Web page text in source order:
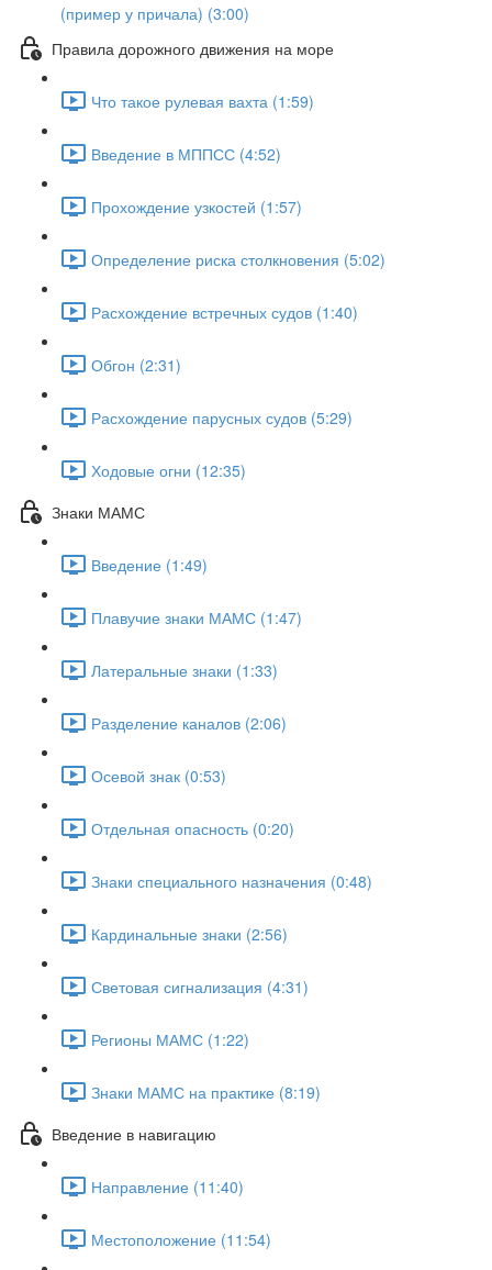
(пример у причала) (3:00)
Правила дорожного движения на море
Что такое рулевая вахта (1:59)
Введение в МППСС (4:52)
Прохождение узкостей (1:57)
Определение риска столкновения (5:02)
Расхождение встречных судов (1:40)
Обгон (2:31)
Расхождение парусных судов (5:29)
Ходовые огни (12:35)
Знаки МАМС
Введение (1:49)
Плавучие знаки МАМС (1:47)
Латеральные знаки (1:33)
Разделение каналов (2:06)
Осевой знак (0:53)
Отдельная опасность (0:20)
Знаки специального назначения (0:48)
Кардинальные знаки (2:56)
Световая сигнализация (4:31)
Регионы МАМС (1:22)
Знаки МАМС на практике (8:19)
Введение в навигацию
Направление (11:40)
Местоположение (11:54)